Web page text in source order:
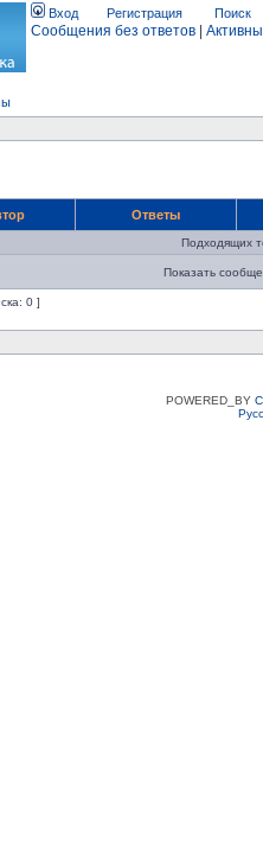
Вход Регистрация Поиск
Сообщения без ответов
Ответы
Подходящих
Показать
0 ]
POWERED_BY